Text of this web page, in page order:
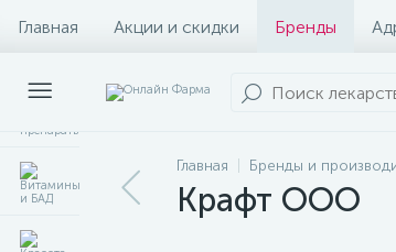
Главная Акции и скидки Бренды
Главная Бренды и
Крафт ООО